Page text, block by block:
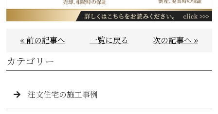
« 前の記事へ 一覧に戻る 次の記事へ »
カテゴリー
注文住宅の施工事例